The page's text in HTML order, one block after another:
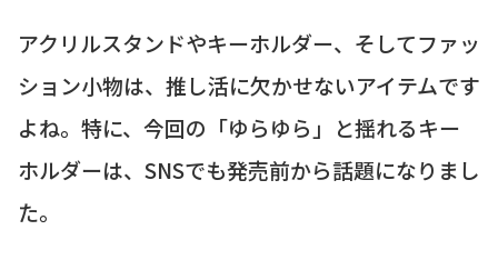
アクリルスタンドやキーホルダー、そしてファッ
ション小物は、推し活に欠かせないアイテムです
よね。特に、今回の「ゆらゆら」と揺れるキー
ホルダーは、SNSでも発売前から話題になりまし
た。